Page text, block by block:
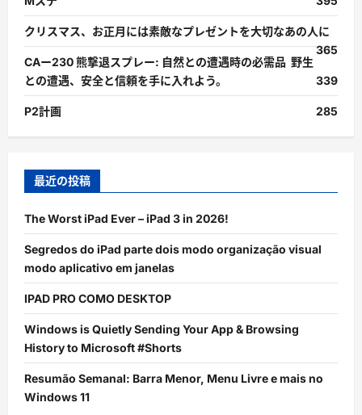
クリスマス、お正月には素敵なプレゼントを大切なあの人に
365
CAー230 熊撃退スプレー: 自然との遭遇時の必需品 野生
との遭遇、安全と信頼を手に入れよう。
339
P2計画 285
最近の投稿
The Worst iPad Ever – iPad 3 in 2026!
Segredos do iPad parte dois modo organização visual
modo aplicativo em janelas
IPAD PRO COMO DESKTOP
Windows is Quietly Sending Your App & Browsing
History to Microsoft #Shorts
Resumão Semanal: Barra Menor, Menu Livre e mais no
Windows 11